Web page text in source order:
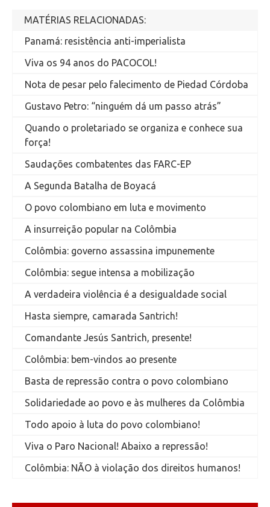
MATÉRIAS RELACIONADAS:
Panamá: resistência anti-imperialista
Viva os 94 anos do PACOCOL!
Nota de pesar pelo falecimento de Piedad Córdoba
Gustavo Petro: “ninguém dá um passo atrás”
Quando o proletariado se organiza e conhece sua
força!
Saudações combatentes das FARC-EP
A Segunda Batalha de Boyacá
O povo colombiano em luta e movimento
A insurreição popular na Colômbia
Colômbia: governo assassina impunemente
Colômbia: segue intensa a mobilização
A verdadeira violência é a desigualdade social
Hasta siempre, camarada Santrich!
Comandante Jesús Santrich, presente!
Colômbia: bem-vindos ao presente
Basta de repressão contra o povo colombiano
Solidariedade ao povo e às mulheres da Colômbia
Todo apoio à luta do povo colombiano!
Viva o Paro Nacional! Abaixo a repressão!
Colômbia: NÃO à violação dos direitos humanos!